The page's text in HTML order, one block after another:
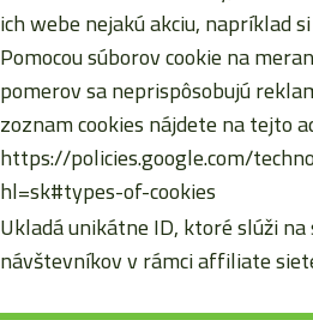
ich webe nejakú akciu, napríklad
Pomocou súborov cookie na
pomerov sa neprispôsobujú
zoznam cookies nájdete na tejto
https://policies.google.com/
hl=sk#types-of-cookies
Ukladá unikátne ID, ktoré slúži
návštevníkov v rámci affiliate